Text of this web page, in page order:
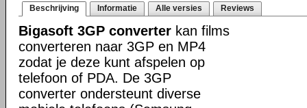
Beschrijving Informatie Alle versies Reviews
Bigasoft 3GP converter kan films
converteren naar 3GP en MP4
zodat je deze kunt afspelen op
telefoon of PDA. De 3GP
converter ondersteunt diverse